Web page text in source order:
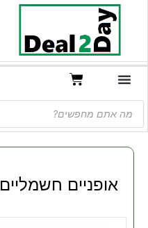
אופניים חשמליים SMART BIKE M3